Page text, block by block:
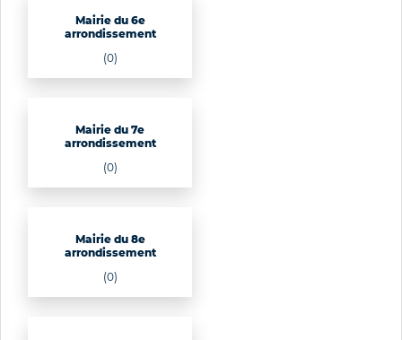
Mairie du 6e
arrondissement
(0)
Mairie du 7e
arrondissement
(0)
Mairie du 8e
arrondissement
(0)